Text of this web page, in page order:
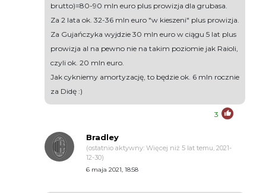
brutto)=80-90 mln euro plus prowizja dla grubasa.
Za 2 lata ok. 32-36 mln euro "w kieszeni" plus prowizja.
Za Gujańczyka wyjdzie 30 mln euro w ciągu 5 lat plus
prowizja al na pewno nie na takim poziomie jak Raioli,
czyli ok. 20 mln euro.
Jak cykniemy amortyzację, to będzie ok. 6 mln rocznie
za Didę :)
3
Bradley
(ostatnio aktywny: Więcej niż 5 lat temu, 2021-
12-30)
6 maja 2021, 18:58